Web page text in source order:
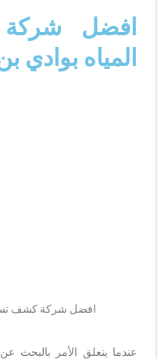
افضل
المياه بوادي
افضل شركة كشف
عندما يتعلق الأمر